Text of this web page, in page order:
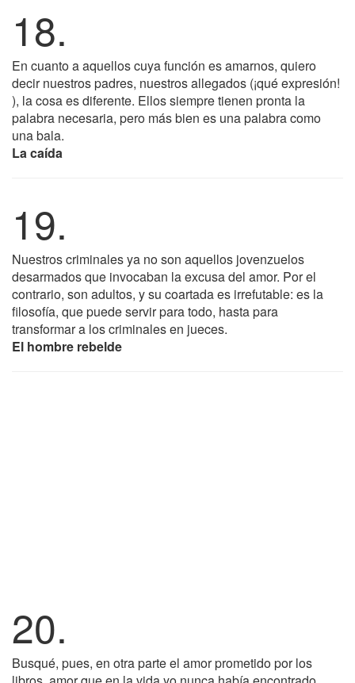
18.
En cuanto a aquellos cuya función es amarnos, quiero
decir nuestros padres, nuestros allegados (¡qué expresión!
), la cosa es diferente. Ellos siempre tienen pronta la
palabra necesaria, pero más bien es una palabra como
una bala.
La caída
19.
Nuestros criminales ya no son aquellos jovenzuelos
desarmados que invocaban la excusa del amor. Por el
contrario, son adultos, y su coartada es irrefutable: es la
filosofía, que puede servir para todo, hasta para
transformar a los criminales en jueces.
El hombre rebelde
20.
Busqué, pues, en otra parte el amor prometido por los